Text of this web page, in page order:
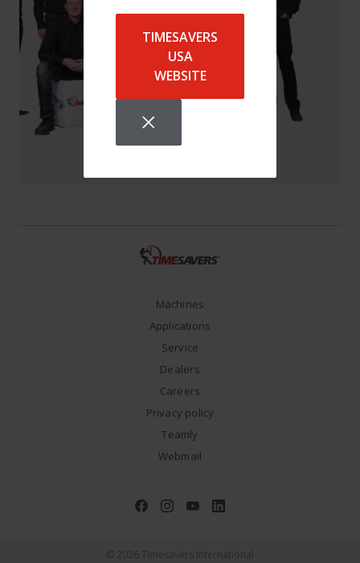
TIMESAVERS
USA
WEBSITE
Machines
Applications
Service
Dealers
Careers
Privacy policy
Teamly
Webmail
© 2026 Timesavers International